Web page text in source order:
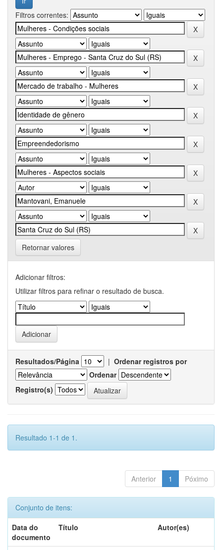
Filtros correntes:
Retornar valores
Adicionar filtros:
Utilizar filtros para refinar o resultado de busca.
Resultados/Página | Ordenar registros por
Ordenar
Registro(s)
Resultado 1-1 de 1.
Anterior 1 Póximo
Conjunto de itens:
Data do
documento
Título Autor(es)